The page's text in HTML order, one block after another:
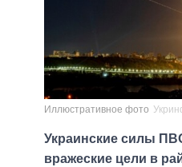
Иллюстративное фото
Украинские силы
вражеские цели в